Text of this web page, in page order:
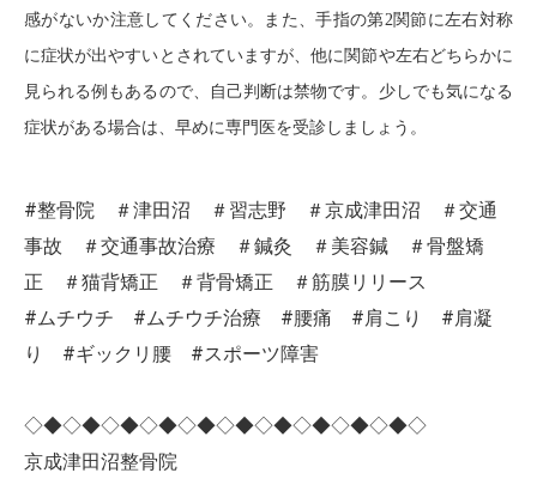
感がないか注意してください。また、手指の第2関節に左右対称
に症状が出やすいとされていますが、他に関節や左右どちらかに
見られる例もあるので、自己判断は禁物です。少しでも気になる
症状がある場合は、早めに専門医を受診しましょう。
#整骨院 ＃津田沼 ＃習志野 ＃京成津田沼 ＃交通
事故 ＃交通事故治療 ＃鍼灸 ＃美容鍼 ＃骨盤矯
正 ＃猫背矯正 ＃背骨矯正 ＃筋膜リリース
#ムチウチ #ムチウチ治療 #腰痛 #肩こり #肩凝
り #ギックリ腰 #スポーツ障害
◇◆◇◆◇◆◇◆◇◆◇◆◇◆◇◆◇◆◇◆◇
京成津田沼整骨院